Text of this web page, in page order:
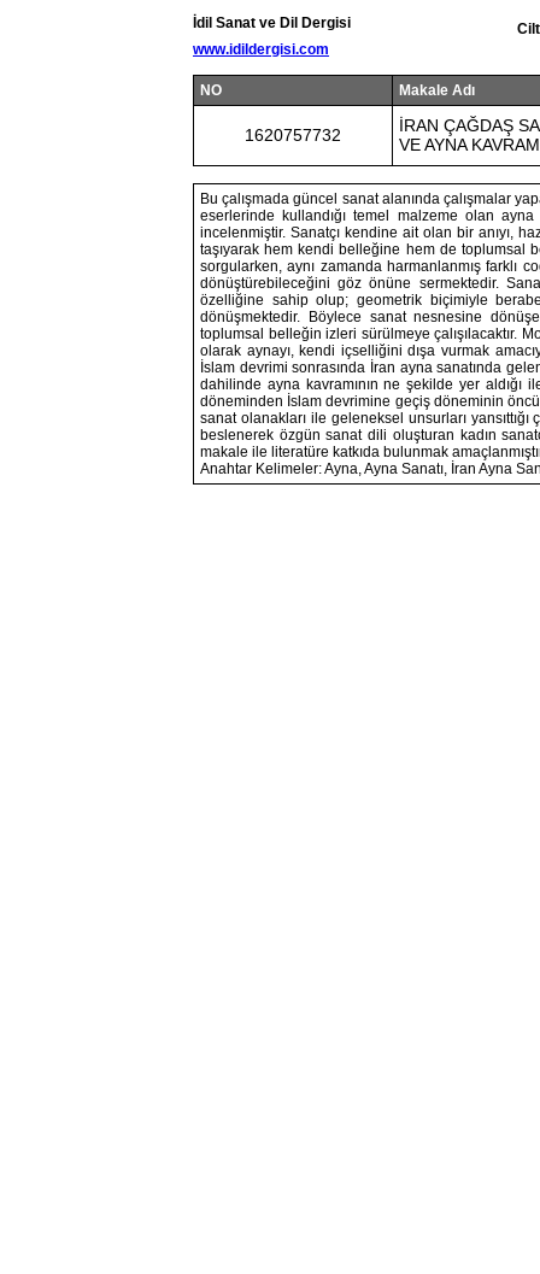
İdil Sanat ve Dil Dergisi
www.idildergisi.com
NO Makale Adı
1620757732
İRAN ÇAĞDAŞ
VE AYNA
Bu çalışmada güncel sanat alanında çalışmalar
eserlerinde kullandığı temel malzeme olan
incelenmiştir. Sanatçı kendine ait olan bir anıyı,
taşıyarak hem kendi belleğine hem de toplumsal
sorgularken, aynı zamanda harmanlanmış farklı
dönüştürebileceğini göz önüne sermektedir.
özelliğine sahip olup; geometrik biçimiyle
dönüşmektedir. Böylece sanat nesnesine
toplumsal belleğin izleri sürülmeye çalışılacaktır.
olarak aynayı, kendi içselliğini dışa vurmak
İslam devrimi sonrasında İran ayna sanatında
dahilinde ayna kavramının ne şekilde yer aldığı
döneminden İslam devrimine geçiş döneminin
sanat olanakları ile geleneksel unsurları
beslenerek özgün sanat dili oluşturan kadın
makale ile literatüre katkıda bulunmak
Anahtar Kelimeler: Ayna, Ayna Sanatı, İran Ayna